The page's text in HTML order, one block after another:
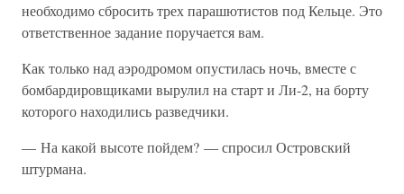
необходимо сбросить трех парашютистов под Кельце. Это
ответственное задание поручается вам.
Как только над аэродромом опустилась ночь, вместе с
бомбардировщиками вырулил на старт и Ли-2, на борту
которого находились разведчики.
— На какой высоте пойдем? — спросил Островский
штурмана.